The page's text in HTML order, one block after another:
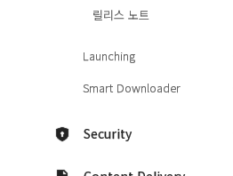
릴리스 노트
Launching
Smart Downloader
Security